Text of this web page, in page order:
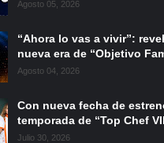
Agosto 05, 2026
“Ahora lo vas a vivir”:
nueva era de “Objetivo
Agosto 04, 2026
Con nueva fecha de
temporada de “Top Chef
Julio 30, 2026